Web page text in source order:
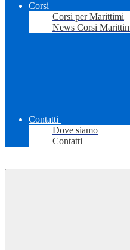
Corsi
Corsi per Marittimi
News Corsi
Contatti
Dove siamo
Contatti